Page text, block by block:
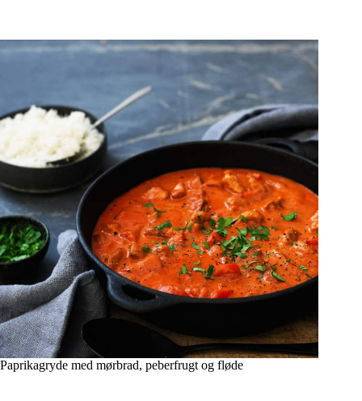
Paprikagryde med mørbrad, peberfrugt og fløde